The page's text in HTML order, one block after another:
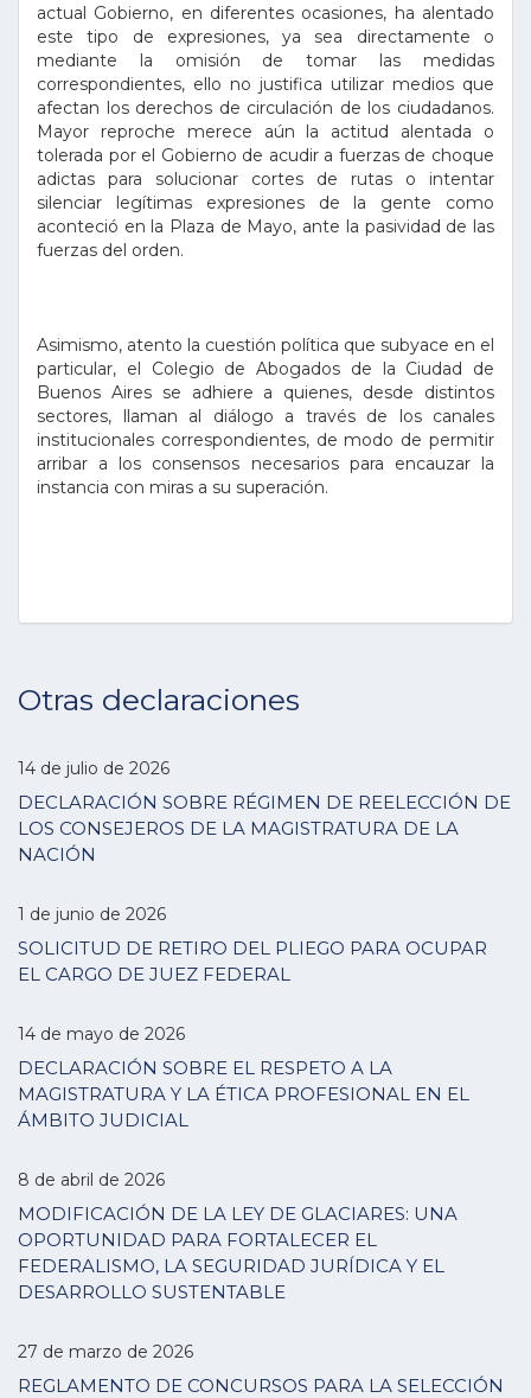
actual Gobierno, en diferentes ocasiones, ha alentado
este tipo de expresiones, ya sea directamente o
mediante la omisión de tomar las medidas
correspondientes, ello no justifica utilizar medios que
afectan los derechos de circulación de los ciudadanos.
Mayor reproche merece aún la actitud alentada o
tolerada por el Gobierno de acudir a fuerzas de choque
adictas para solucionar cortes de rutas o intentar
silenciar legítimas expresiones de la gente como
aconteció en la Plaza de Mayo, ante la pasividad de las
fuerzas del orden.
Asimismo, atento la cuestión política que subyace en el
particular, el Colegio de Abogados de la Ciudad de
Buenos Aires se adhiere a quienes, desde distintos
sectores, llaman al diálogo a través de los canales
institucionales correspondientes, de modo de permitir
arribar a los consensos necesarios para encauzar la
instancia con miras a su superación.
Otras declaraciones
14 de julio de 2026
DECLARACIÓN SOBRE RÉGIMEN DE REELECCIÓN DE
LOS CONSEJEROS DE LA MAGISTRATURA DE LA
NACIÓN
1 de junio de 2026
SOLICITUD DE RETIRO DEL PLIEGO PARA OCUPAR
EL CARGO DE JUEZ FEDERAL
14 de mayo de 2026
DECLARACIÓN SOBRE EL RESPETO A LA
MAGISTRATURA Y LA ÉTICA PROFESIONAL EN EL
ÁMBITO JUDICIAL
8 de abril de 2026
MODIFICACIÓN DE LA LEY DE GLACIARES: UNA
OPORTUNIDAD PARA FORTALECER EL
FEDERALISMO, LA SEGURIDAD JURÍDICA Y EL
DESARROLLO SUSTENTABLE
27 de marzo de 2026
REGLAMENTO DE CONCURSOS PARA LA SELECCIÓN